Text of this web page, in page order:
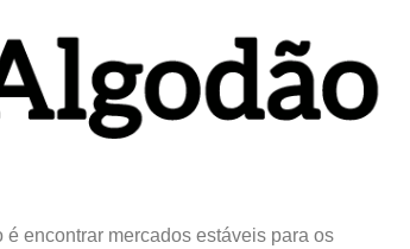
encontrar mercados estáveis para os